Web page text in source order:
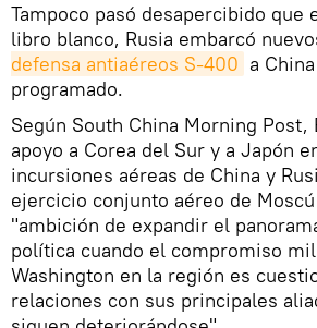
Tampoco pasó desapercibido que
libro blanco, Rusia embarcó
defensa antiaéreos S-400 a
programado.
Según South China Morning Post,
apoyo a Corea del Sur y a Japón
incursiones aéreas de China y
ejercicio conjunto aéreo de
"ambición de expandir el
política cuando el compromiso
Washington en la región es
relaciones con sus principales